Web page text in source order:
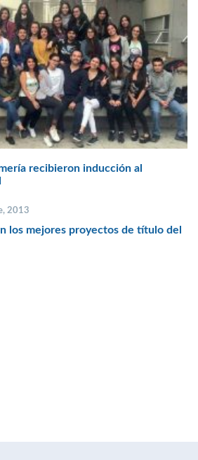
recibieron inducción al
2013
los mejores proyectos de título del